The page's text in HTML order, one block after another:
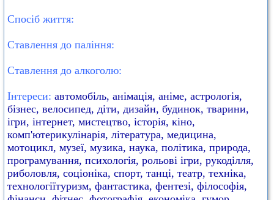
Спосіб життя:
Ставлення до паління:
Ставлення до алкоголю:
Інтереси: автомобіль, анімація, аніме, астрологія,
бізнес, велосипед, діти, дизайн, будинок, тварини,
ігри, інтернет, мистецтво, історія, кіно,
комп'ютерикулінарія, література, медицина,
мотоцикл, музеї, музика, наука, політика, природа,
програмування, психологія, рольові ігри, рукоділля,
риболовля, соціоніка, спорт, танці, театр, техніка,
технологіїтуризм, фантастика, фентезі, філософія,